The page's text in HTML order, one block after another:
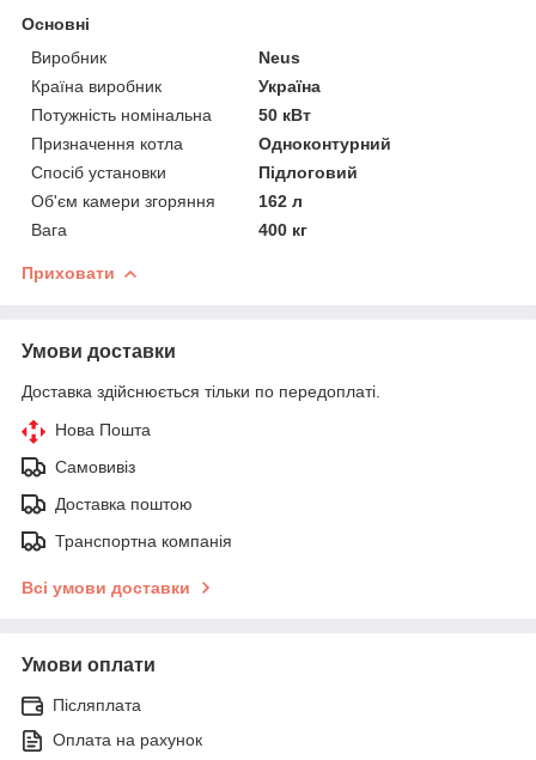
Основні
Виробник
Neus
Країна виробник
Україна
Потужність номінальна
50 кВт
Призначення котла
Одноконтурний
Спосіб установки
Підлоговий
Об'єм камери згоряння
162 л
Вага
400 кг
Приховати
Умови доставки
Доставка здійснюється тільки по передоплаті.
Нова Пошта
Самовивіз
Доставка поштою
Транспортна компанія
Всі умови доставки
Умови оплати
Післяплата
Оплата на рахунок